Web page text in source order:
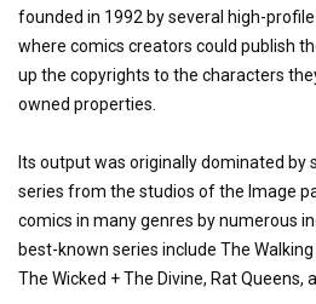
founded in 1992 by several high-
where comics creators could publish
up the copyrights to the characters
owned properties.
Its output was originally dominated by
series from the studios of the Image
comics in many genres by numerous
best-known series include The
The Wicked + The Divine, Rat Queens,